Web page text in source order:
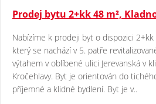
Prodej bytu 2+kk 48 m²,
Nabízíme k prodeji byt o dispozici 2+kk
který se nachází v 5. patře
výtahem v oblíbené ulici Jerevanská v
Kročehlavy. Byt je orientován do
příjemné a klidné bydlení. Byt je v..